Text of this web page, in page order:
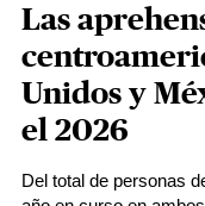
Las
Unidos y
el 2026
Del total de personas